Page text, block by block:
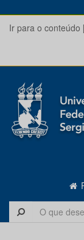
Ir para o conteúdo